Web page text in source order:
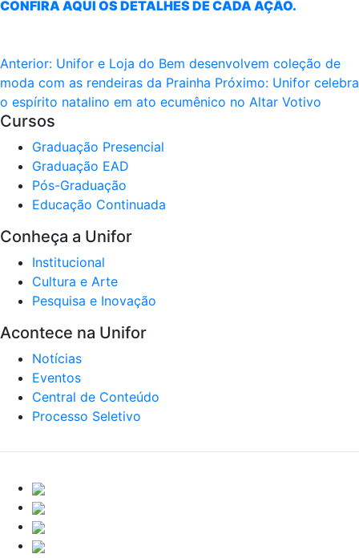
CONFIRA AQUI OS DETALHES DE CADA AÇÃO.
Anterior: Unifor e Loja do Bem desenvolvem coleção de
moda com as rendeiras da Prainha Próximo: Unifor celebra
o espírito natalino em ato ecumênico no Altar Votivo
Cursos
Graduação Presencial
Graduação EAD
Pós-Graduação
Educação Continuada
Conheça a Unifor
Institucional
Cultura e Arte
Pesquisa e Inovação
Acontece na Unifor
Notícias
Eventos
Central de Conteúdo
Processo Seletivo